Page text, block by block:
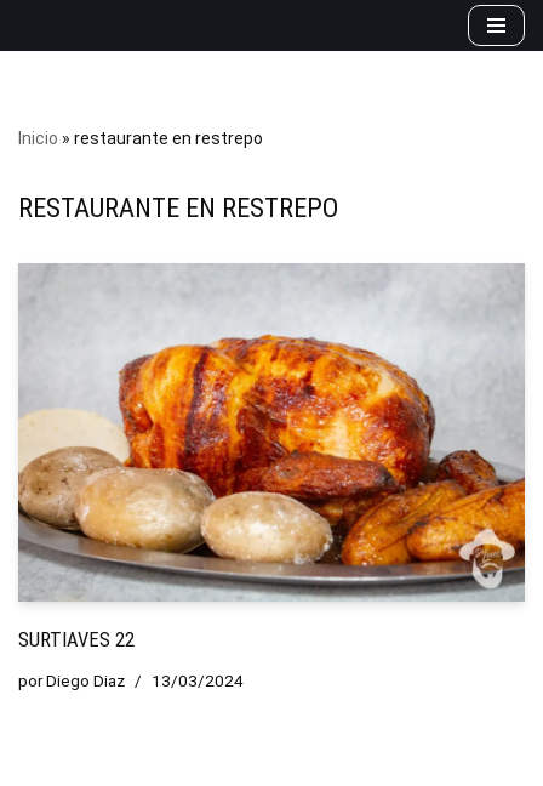
Inicio » restaurante en restrepo
RESTAURANTE EN RESTREPO
SURTIAVES 22
porDiego Diaz 13/03/2024